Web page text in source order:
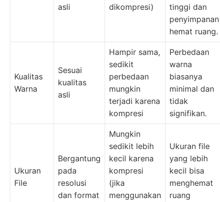
asli
dikompresi)
tinggi dan
penyimpanan
hemat ruang.
Kualitas
Warna
Sesuai
kualitas
asli
Hampir sama,
sedikit
perbedaan
mungkin
terjadi karena
kompresi
Perbedaan
warna
biasanya
minimal dan
tidak
signifikan.
Ukuran
File
Bergantung
pada
resolusi
dan format
Mungkin
sedikit lebih
kecil karena
kompresi
(jika
menggunakan
Ukuran file
yang lebih
kecil bisa
menghemat
ruang